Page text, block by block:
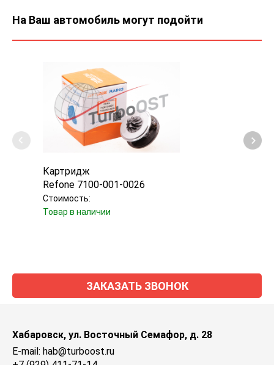
На Ваш автомобиль могут подойти
Картридж
Refone 7100-001-0026
Стоимость:
Товар в наличии
ЗАКАЗАТЬ ЗВОНОК
Хабаровск, ул. Восточный Семафор, д. 28
E-mail: hab@turboost.ru